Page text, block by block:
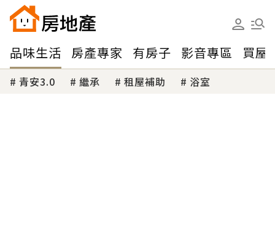
品味生活 房產專家 有房子 影音專區 買屋
青安3.0 繼承 租屋補助 浴室